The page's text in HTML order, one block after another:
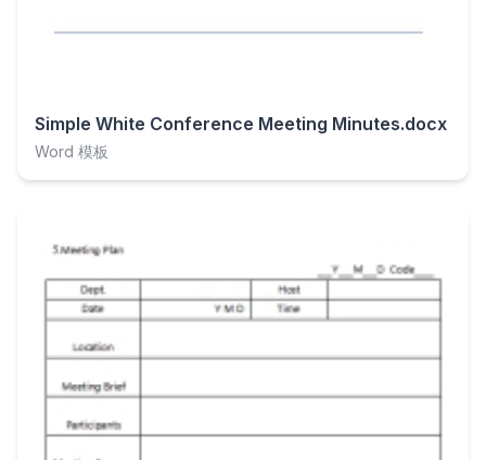
Simple White Conference Meeting Minutes.docx
Word 模板